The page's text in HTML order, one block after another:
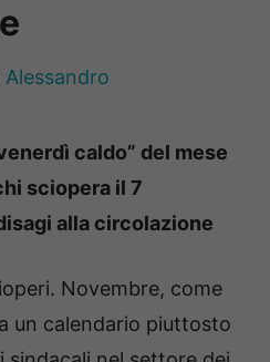
Alessandro
caldo” del mese
sciopera il 7
alla circolazione
Novembre, come
un calendario piuttosto